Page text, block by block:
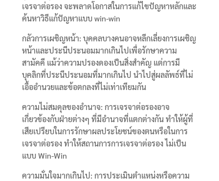
เจรจาต่อรอง จะพลาดโอกาสในการแก้ไขปัญหาหลักและ
ค้นหาวิธีแก้ปัญหาแบบ win-win
กลัวการเผชิญหน้า: บุคคลบางคนอาจหลีกเลี่ยงการเผชิญ
หน้าและประนีประนอมมากเกินไปเพื่อรักษาความ
สามัคคี แม้ว่าความปรองดองเป็นสิ่งสำคัญ แต่การมี
บุคลิกที่ประนีประนอมที่มากเกินไป นำไปสู่ผลลัพธ์ที่ไม่
เอื้ออำนวยและข้อตกลงที่ไม่เท่าเทียมกัน
ความไม่สมดุลของอำนาจ: การเจรจาต่อรองอาจ
เกี่ยวข้องกับฝ่ายต่างๆ ที่มีอำนาจที่แตกต่างกัน ทำให้ผู้ที่
เสียเปรียบในการรักษาผลประโยชน์ของตนหรือในการ
เจรจาต่อรอง ทำให้สถานการการเจรจาต่อรอง ไม่เป็น
แบบ Win-Win
ความมั่นใจมากเกินไป: การประเมินตำแหน่งหรือความ